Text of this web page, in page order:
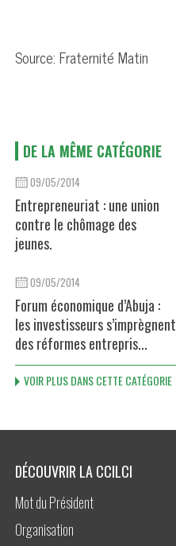
Source: Fraternité Matin
DE LA MÊME CATÉGORIE
09/05/2014
Entrepreneuriat : une union
contre le chômage des
jeunes.
09/05/2014
Forum économique d’Abuja :
les investisseurs s’imprègnent
des réformes entrepris...
VOIR PLUS DANS CETTE CATÉGORIE
DÉCOUVRIR LA CCILCI
Mot du Président
Organisation